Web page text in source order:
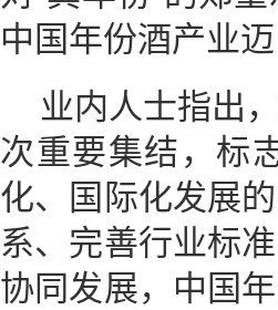
中国年份酒产业
业内人士指出
次重要集结，标
化、国际化发展
系、完善行业标
协同发展，中国